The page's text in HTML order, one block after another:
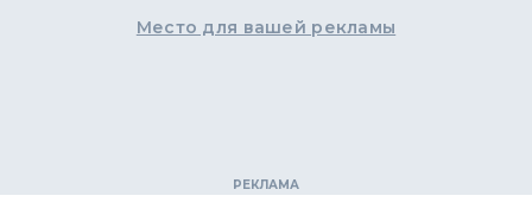
Место для вашей рекламы